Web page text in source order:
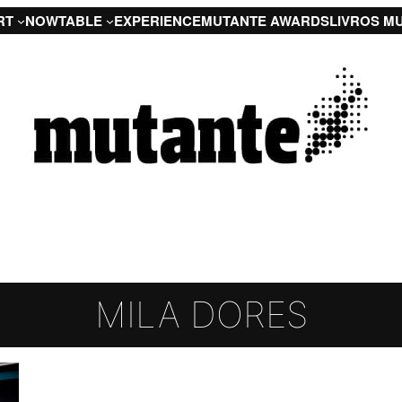
NOWTABLE EXPERIENCEMUTANTE AWARDSLIVROS
MILA DORES